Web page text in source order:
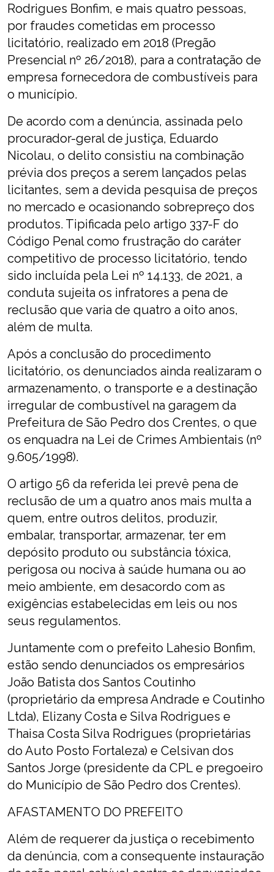
Rodrigues Bonfim, e mais quatro pessoas,
por fraudes cometidas em processo
licitatório, realizado em 2018 (Pregão
Presencial nº 26/2018), para a contratação de
empresa fornecedora de combustíveis para
o município.
De acordo com a denúncia, assinada pelo
procurador-geral de justiça, Eduardo
Nicolau, o delito consistiu na combinação
prévia dos preços a serem lançados pelas
licitantes, sem a devida pesquisa de preços
no mercado e ocasionando sobrepreço dos
produtos. Tipificada pelo artigo 337-F do
Código Penal como frustração do caráter
competitivo de processo licitatório, tendo
sido incluída pela Lei nº 14.133, de 2021, a
conduta sujeita os infratores a pena de
reclusão que varia de quatro a oito anos,
além de multa.
Após a conclusão do procedimento
licitatório, os denunciados ainda realizaram o
armazenamento, o transporte e a destinação
irregular de combustível na garagem da
Prefeitura de São Pedro dos Crentes, o que
os enquadra na Lei de Crimes Ambientais (nº
9.605/1998).
O artigo 56 da referida lei prevê pena de
reclusão de um a quatro anos mais multa a
quem, entre outros delitos, produzir,
embalar, transportar, armazenar, ter em
depósito produto ou substância tóxica,
perigosa ou nociva à saúde humana ou ao
meio ambiente, em desacordo com as
exigências estabelecidas em leis ou nos
seus regulamentos.
Juntamente com o prefeito Lahesio Bonfim,
estão sendo denunciados os empresários
João Batista dos Santos Coutinho
(proprietário da empresa Andrade e Coutinho
Ltda), Elizany Costa e Silva Rodrigues e
Thaisa Costa Silva Rodrigues (proprietárias
do Auto Posto Fortaleza) e Celsivan dos
Santos Jorge (presidente da CPL e pregoeiro
do Município de São Pedro dos Crentes).
AFASTAMENTO DO PREFEITO
Além de requerer da justiça o recebimento
da denúncia, com a consequente instauração